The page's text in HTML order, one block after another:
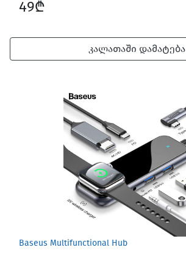
49₾
კალათაში დამატება
Baseus Multifunctional Hub